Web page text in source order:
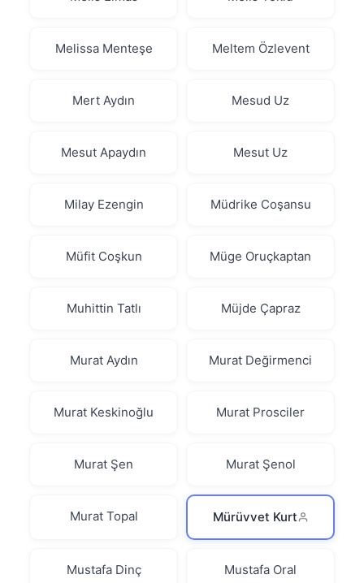
Melissa Menteşe Meltem Özlevent
Mert Aydın Mesud Uz
Mesut Apaydın Mesut Uz
Milay Ezengin Müdrike Coşansu
Müfit Coşkun Müge Oruçkaptan
Muhittin Tatlı Müjde Çapraz
Murat Aydın Murat Değirmenci
Murat Keskinoğlu Murat Prosciler
Murat Şen Murat Şenol
Murat Topal Mürüvvet Kurt
Mustafa Dinç Mustafa Oral